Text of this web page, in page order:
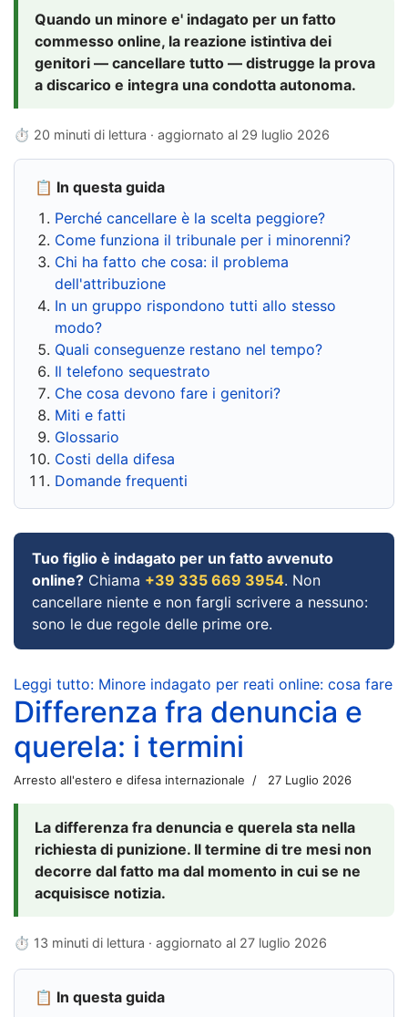
Quando un minore e' indagato per un fatto
commesso online, la reazione istintiva dei
genitori — cancellare tutto — distrugge la prova
a discarico e integra una condotta autonoma.
⏱ 20 minuti di lettura · aggiornato al 29 luglio 2026
📋 In questa guida
Perché cancellare è la scelta peggiore?
Come funziona il tribunale per i minorenni?
Chi ha fatto che cosa: il problema
dell'attribuzione
In un gruppo rispondono tutti allo stesso
modo?
Quali conseguenze restano nel tempo?
Il telefono sequestrato
Che cosa devono fare i genitori?
Miti e fatti
Glossario
Costi della difesa
Domande frequenti
Tuo figlio è indagato per un fatto avvenuto
online? Chiama +39 335 669 3954. Non
cancellare niente e non fargli scrivere a nessuno:
sono le due regole delle prime ore.
Leggi tutto: Minore indagato per reati online: cosa fare
Differenza fra denuncia e
querela: i termini
Arresto all'estero e difesa internazionale 27 Luglio 2026
La differenza fra denuncia e querela sta nella
richiesta di punizione. Il termine di tre mesi non
decorre dal fatto ma dal momento in cui se ne
acquisisce notizia.
⏱ 13 minuti di lettura · aggiornato al 27 luglio 2026
📋 In questa guida